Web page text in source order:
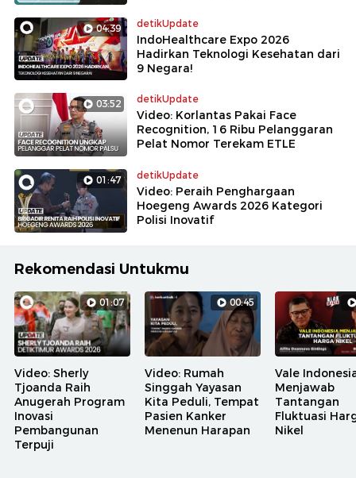
04:39 detikUpdate
IndoHealthcare Expo 2026
Hadirkan Teknologi Kesehatan dari
9 Negara!
03:52 detikUpdate
Video: Korlantas Pakai Face
Recognition, 16 Ribu Pelanggaran
Pelat Nomor Terekam ETLE
01:47 detikUpdate
Video: Peraih Penghargaan
Hoegeng Awards 2026 Kategori
Polisi Inovatif
Rekomendasi Untukmu
01:07
Video: Sherly
Tjoanda Raih
Anugerah Program
Inovasi
Pembangunan
Terpuji
00:45
Video: Rumah
Singgah Yayasan
Kita Peduli, Tempat
Pasien Kanker
Menenun Harapan
Vale
Menjawab
Tantangan
Fluktuasi
Nikel